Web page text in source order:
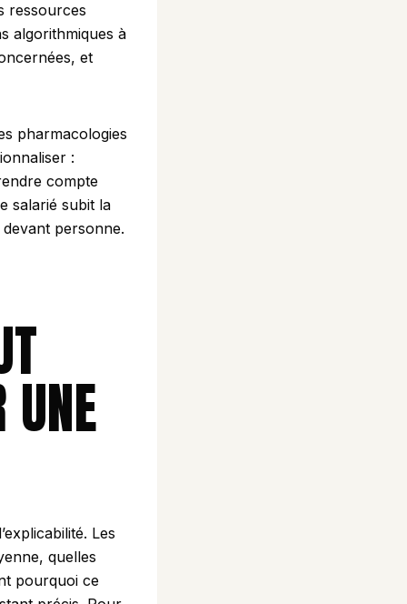
ressources
algorithmiques à
et
pharmacologies
:
compte
salarié subit la
devant personne.
Les
quelles
pourquoi ce